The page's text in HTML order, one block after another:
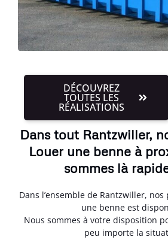
DÉCOUVREZ
TOUTES LES
RÉALISATIONS
Dans tout Rantzwiller,
Louer une benne à
sommes là
Dans l’ensemble de Rantzwiller,
une benne est
Nous sommes à votre disposition
peu importe la